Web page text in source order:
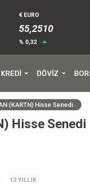
€ EURO
55,2510
% 0,32
KREDİ DÖVİZ
(KARTN) Hisse Senedi
Hisse Senedi
12 YILLIK